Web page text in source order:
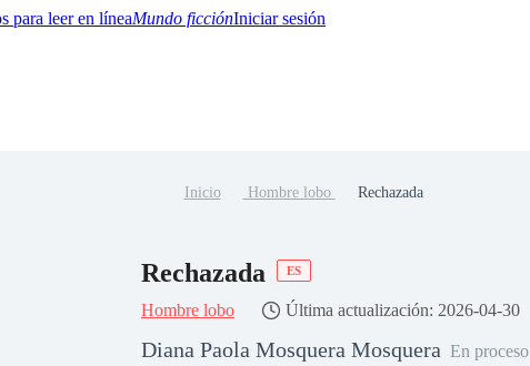
Mundo ficciónIniciar sesión
Inicio Hombre lobo Rechazada
Rechazada ES
Hombre lobo Última actualización: 2026-04-30
Diana Paola Mosquera Mosquera En proceso